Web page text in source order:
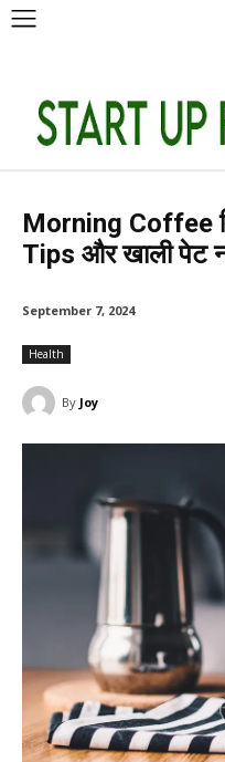
Morning Coffee
Tips और खाली पेट
September 7, 2024
Health
By Joy